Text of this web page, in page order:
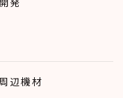
辺機材